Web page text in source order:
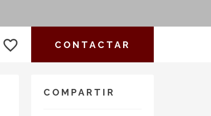
favorite_border CONTACTAR
COMPARTIR